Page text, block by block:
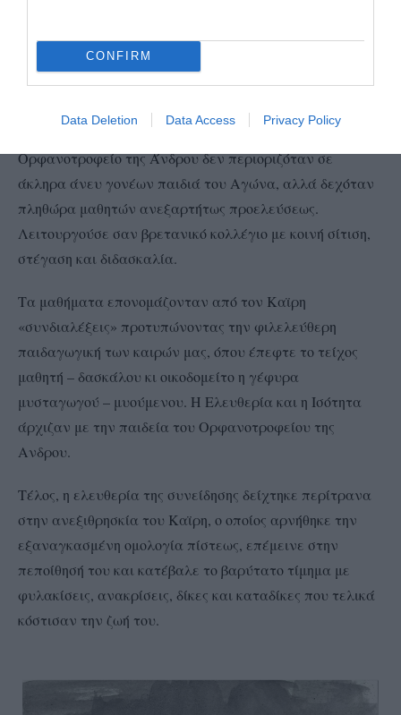
CONFIRM
Data Deletion Data Access Privacy Policy
εκπαιδεύοντας την νεολαία μακριά από το αθηναϊκό
πανεπιστήμιο και την βασιλική παρασημοφορία.
νεολαία, που θα αδράξει τις τύχες του έθνους. Το
Ορφανοτροφείο της Άνδρου δεν περιοριζόταν σε
άκληρα άνευ γονέων παιδιά του Αγώνα, αλλά δεχόταν
πληθώρα μαθητών ανεξαρτήτως προελεύσεως.
Λειτουργούσε σαν βρετανικό κολλέγιο με κοινή σίτιση,
στέγαση και διδασκαλία.
Τα μαθήματα επονομάζονταν από τον Καϊρη
«συνδιαλέξεις» προτυπώνοντας την φιλελεύθερη
παιδαγωγική των καιρών μας, όπου έπεφτε το τείχος
μαθητή – δασκάλου κι οικοδομείτο η γέφυρα
μυσταγωγού – μυούμενου. Η Ελευθερία και η Ισότητα
άρχιζαν με την παιδεία του Ορφανοτροφείου της
Ανδρου.
Τέλος, η ελευθερία της συνείδησης δείχτηκε περίτρανα
στην ανεξιθρησκία του Καϊρη, ο οποίος αρνήθηκε την
εξαναγκασμένη ομολογία πίστεως, επέμεινε στην
πεποίθησή του και κατέβαλε το βαρύτατο τίμημα με
φυλακίσεις, ανακρίσεις, δίκες και καταδίκες που τελικά
κόστισαν την ζωή του.